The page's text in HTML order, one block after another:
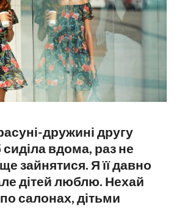
дружині другу
вдома, раз не
зайнятися. Я її давно
дітей люблю. Нехай
салонах, дітьми